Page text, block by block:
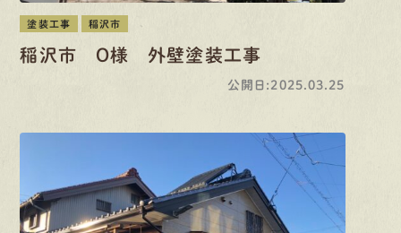
塗装工事 稲沢市
稲沢市 O様 外壁塗装工事
公開日:2025.03.25